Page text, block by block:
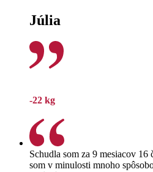
Júlia
-22 kg
Schudla som za 9 mesiacov
som v minulosti mnoho